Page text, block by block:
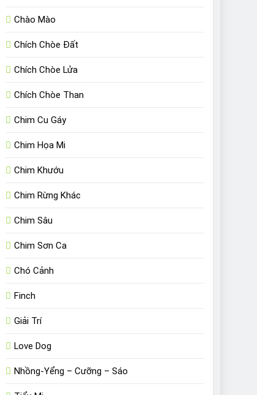
Chào Mào
Chích Chòe Đất
Chích Chòe Lửa
Chích Chòe Than
Chim Cu Gáy
Chim Họa Mi
Chim Khướu
Chim Rừng Khác
Chim Sâu
Chim Sơn Ca
Chó Cảnh
Finch
Giải Trí
Love Dog
Nhồng-Yểng – Cưỡng – Sáo